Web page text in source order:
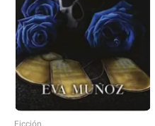
Ficción